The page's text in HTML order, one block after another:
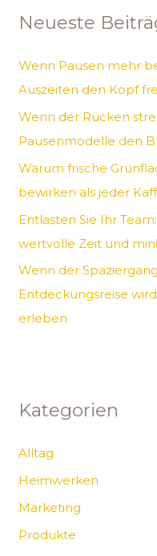
e
n
a
c
h
:
Neueste
Wenn Pausen mehr
Auszeiten den Kopf
Wenn der Rücken
Pausenmodelle den
Warum frische
bewirken als jeder
Entlasten Sie Ihr
wertvolle Zeit und
Wenn der
Entdeckungsreise
erleben
Kategorien
Alltag
Heimwerken
Marketing
Produkte